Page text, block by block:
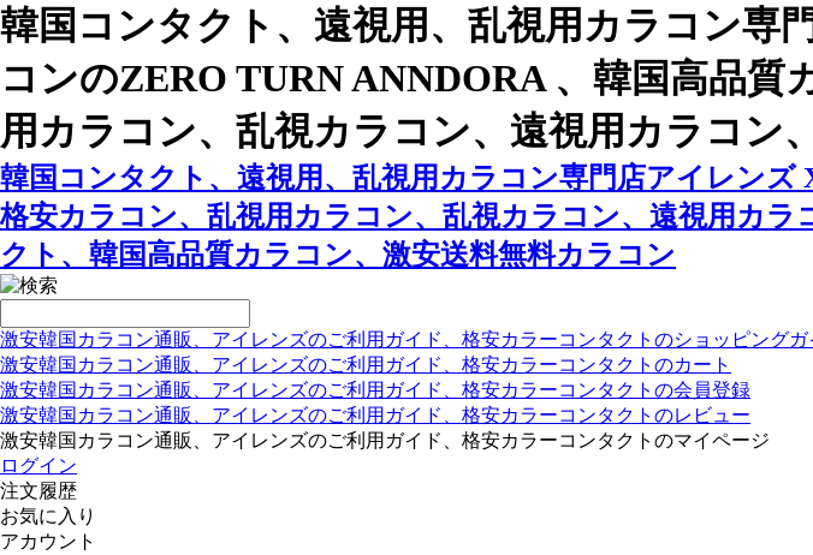
韓国コンタクト、遠視用、乱視用カラコン専
コンのZERO TURN ANNDORA 、韓国高品
用カラコン、乱視カラコン、遠視用カラコン
韓国コンタクト、遠視用、乱視用カラコン専門店アイレンズ
格安カラコン、乱視用カラコン、乱視カラコン、遠視用カ
クト、韓国高品質カラコン、激安送料無料カラコン
激安韓国カラコン通販、アイレンズのご利用ガイド、格安カラーコンタクトのショッピングガ
激安韓国カラコン通販、アイレンズのご利用ガイド、格安カラーコンタクトのカート
激安韓国カラコン通販、アイレンズのご利用ガイド、格安カラーコンタクトの会員登録
激安韓国カラコン通販、アイレンズのご利用ガイド、格安カラーコンタクトのレビュー
激安韓国カラコン通販、アイレンズのご利用ガイド、格安カラーコンタクトのマイページ
ログイン
注文履歴
お気に入り
アカウント